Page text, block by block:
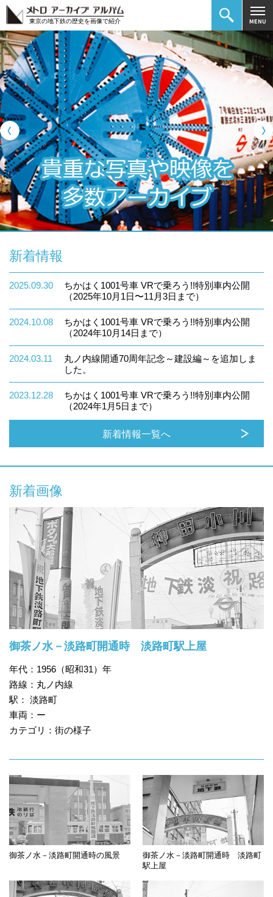
東京の地下鉄の歴史を画像で紹介
Previous
新着情報
2025.09.30
ちかはく1001号車 VRで乗ろう!!特別車内公開
（2025年10月1日〜11月3日まで）
2024.10.08
ちかはく1001号車 VRで乗ろう!!特別車内公開
（2024年10月14日まで）
2024.03.11
丸ノ内線開通70周年記念～建設編～を追加しま
した。
2023.12.28
ちかはく1001号車 VRで乗ろう!!特別車内公開
（2024年1月5日まで）
新着情報一覧へ
新着画像
御茶ノ水－淡路町開通時 淡路町駅上屋
年代：1956（昭和31）年
路線：丸ノ内線
駅： 淡路町
車両：ー
カテゴリ：街の様子
御茶ノ水－淡路町開通時の風景
御茶ノ水－淡路町開通時 淡路町
駅上屋